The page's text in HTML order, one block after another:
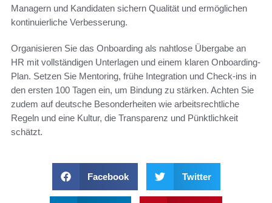
Managern und Kandidaten sichern Qualität und ermöglichen
kontinuierliche Verbesserung.
Organisieren Sie das Onboarding als nahtlose Übergabe an
HR mit vollständigen Unterlagen und einem klaren Onboarding-
Plan. Setzen Sie Mentoring, frühe Integration und Check-ins in
den ersten 100 Tagen ein, um Bindung zu stärken. Achten Sie
zudem auf deutsche Besonderheiten wie arbeitsrechtliche
Regeln und eine Kultur, die Transparenz und Pünktlichkeit
schätzt.
Facebook Twitter